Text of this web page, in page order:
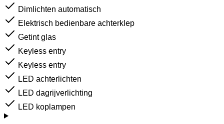
Dimlichten automatisch
Elektrisch bedienbare achterklep
Getint glas
Keyless entry
Keyless entry
LED achterlichten
LED dagrijverlichting
LED koplampen